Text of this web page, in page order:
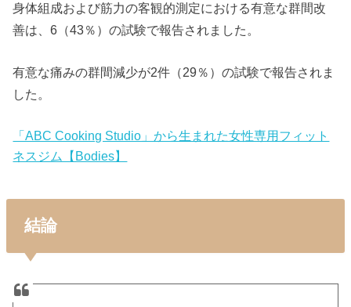
身体組成および筋力の客観的測定における有意な群間改
善は、6（43％）の試験で報告されました。
有意な痛みの群間減少が2件（29％）の試験で報告されま
した。
「ABC Cooking Studio」から生まれた女性専用フィット
ネスジム【Bodies】
結論